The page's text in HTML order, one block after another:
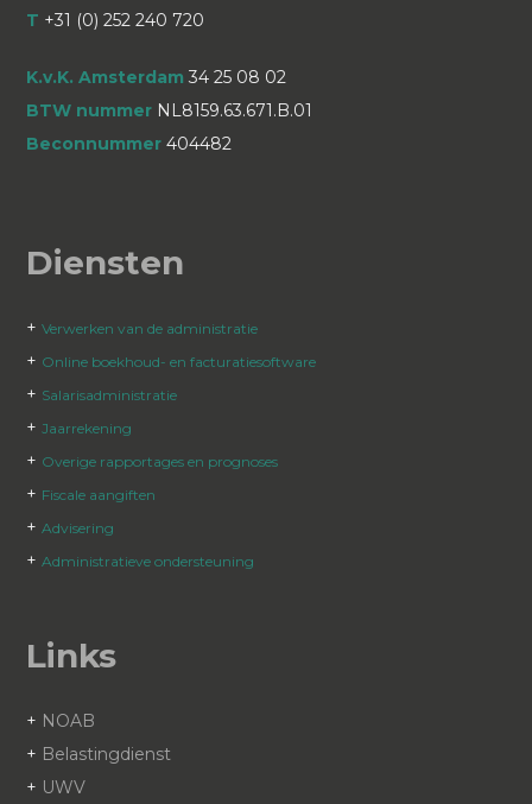
T +31 (0) 252 240 720
K.v.K. Amsterdam 34 25 08 02
BTW nummer NL8159.63.671.B.01
Beconnummer 404482
Diensten
+Verwerken van de administratie
+ Online boekhoud- en facturatiesoftware
+ Salarisadministratie
+Jaarrekening
+ Overige rapportages en prognoses
+ Fiscale aangiften
+Advisering
+Administratieve ondersteuning
Links
+ NOAB
+ Belastingdienst
+ UWV